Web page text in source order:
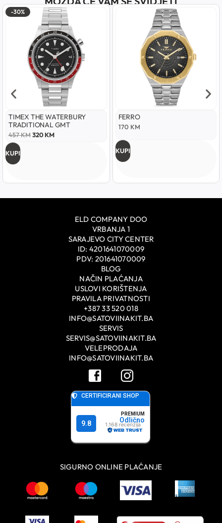
-30%
TIMEX THE WATERBURY
TRADITIONAL GMT
457KM320KM
KUPI
FERRO
170 KM
KUPI
ELD COMPANY DOO
VRBANJA 1
SARAJEVO CITY CENTER
ID: 4201641070009
PDV: 201641070009
BLOG
NAČIN PLAĆANJA
USLOVI KORIŠTENJA
PRAVILA PRIVATNOSTI
+387 33 520 018
INFO@SATOVIINAKIT.BA
SERVIS
SERVIS@SATOVIINAKIT.BA
VELEPRODAJA
INFO@SATOVIINAKIT.BA
SIGURNO ONLINE PLAĆANJE